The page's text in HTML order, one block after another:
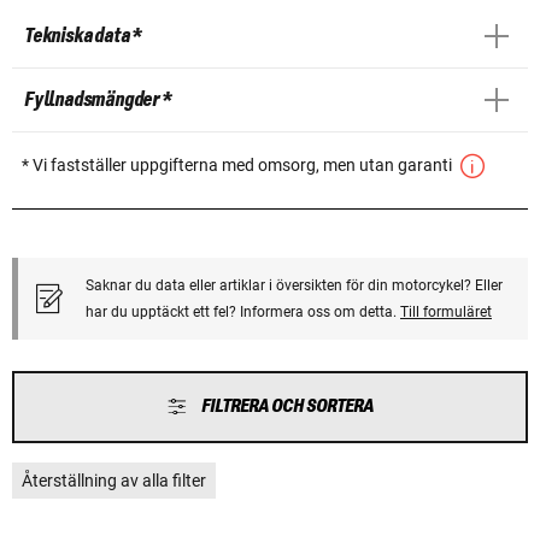
Tekniska data *
Fyllnadsmängder *
* Vi fastställer uppgifterna med omsorg, men utan garanti
Saknar du data eller artiklar i översikten för din motorcykel? Eller
har du upptäckt ett fel? Informera oss om detta. Till formuläret
FILTRERA OCH SORTERA
Återställning av alla filter